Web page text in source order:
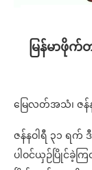
မြန်မာဖို
မြေလတ်အသံ၊ ဇန်န
ဇန်နဝါရီ ၃၁ ရက်
ပါဝင်ယှဉ်ပြိုင်ခဲ့ကြ